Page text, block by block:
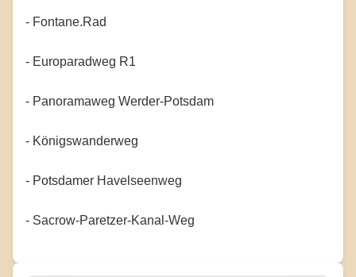
- Fontane.Rad
- Europaradweg R1
- Panoramaweg Werder-Potsdam
- Königswanderweg
- Potsdamer Havelseenweg
- Sacrow-Paretzer-Kanal-Weg